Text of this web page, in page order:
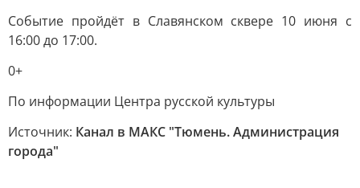
Событие пройдёт в Славянском сквере 10 июня с
16:00 до 17:00.
0+
По информации Центра русской культуры
Источник: Канал в МАКС "Тюмень. Администрация
города"